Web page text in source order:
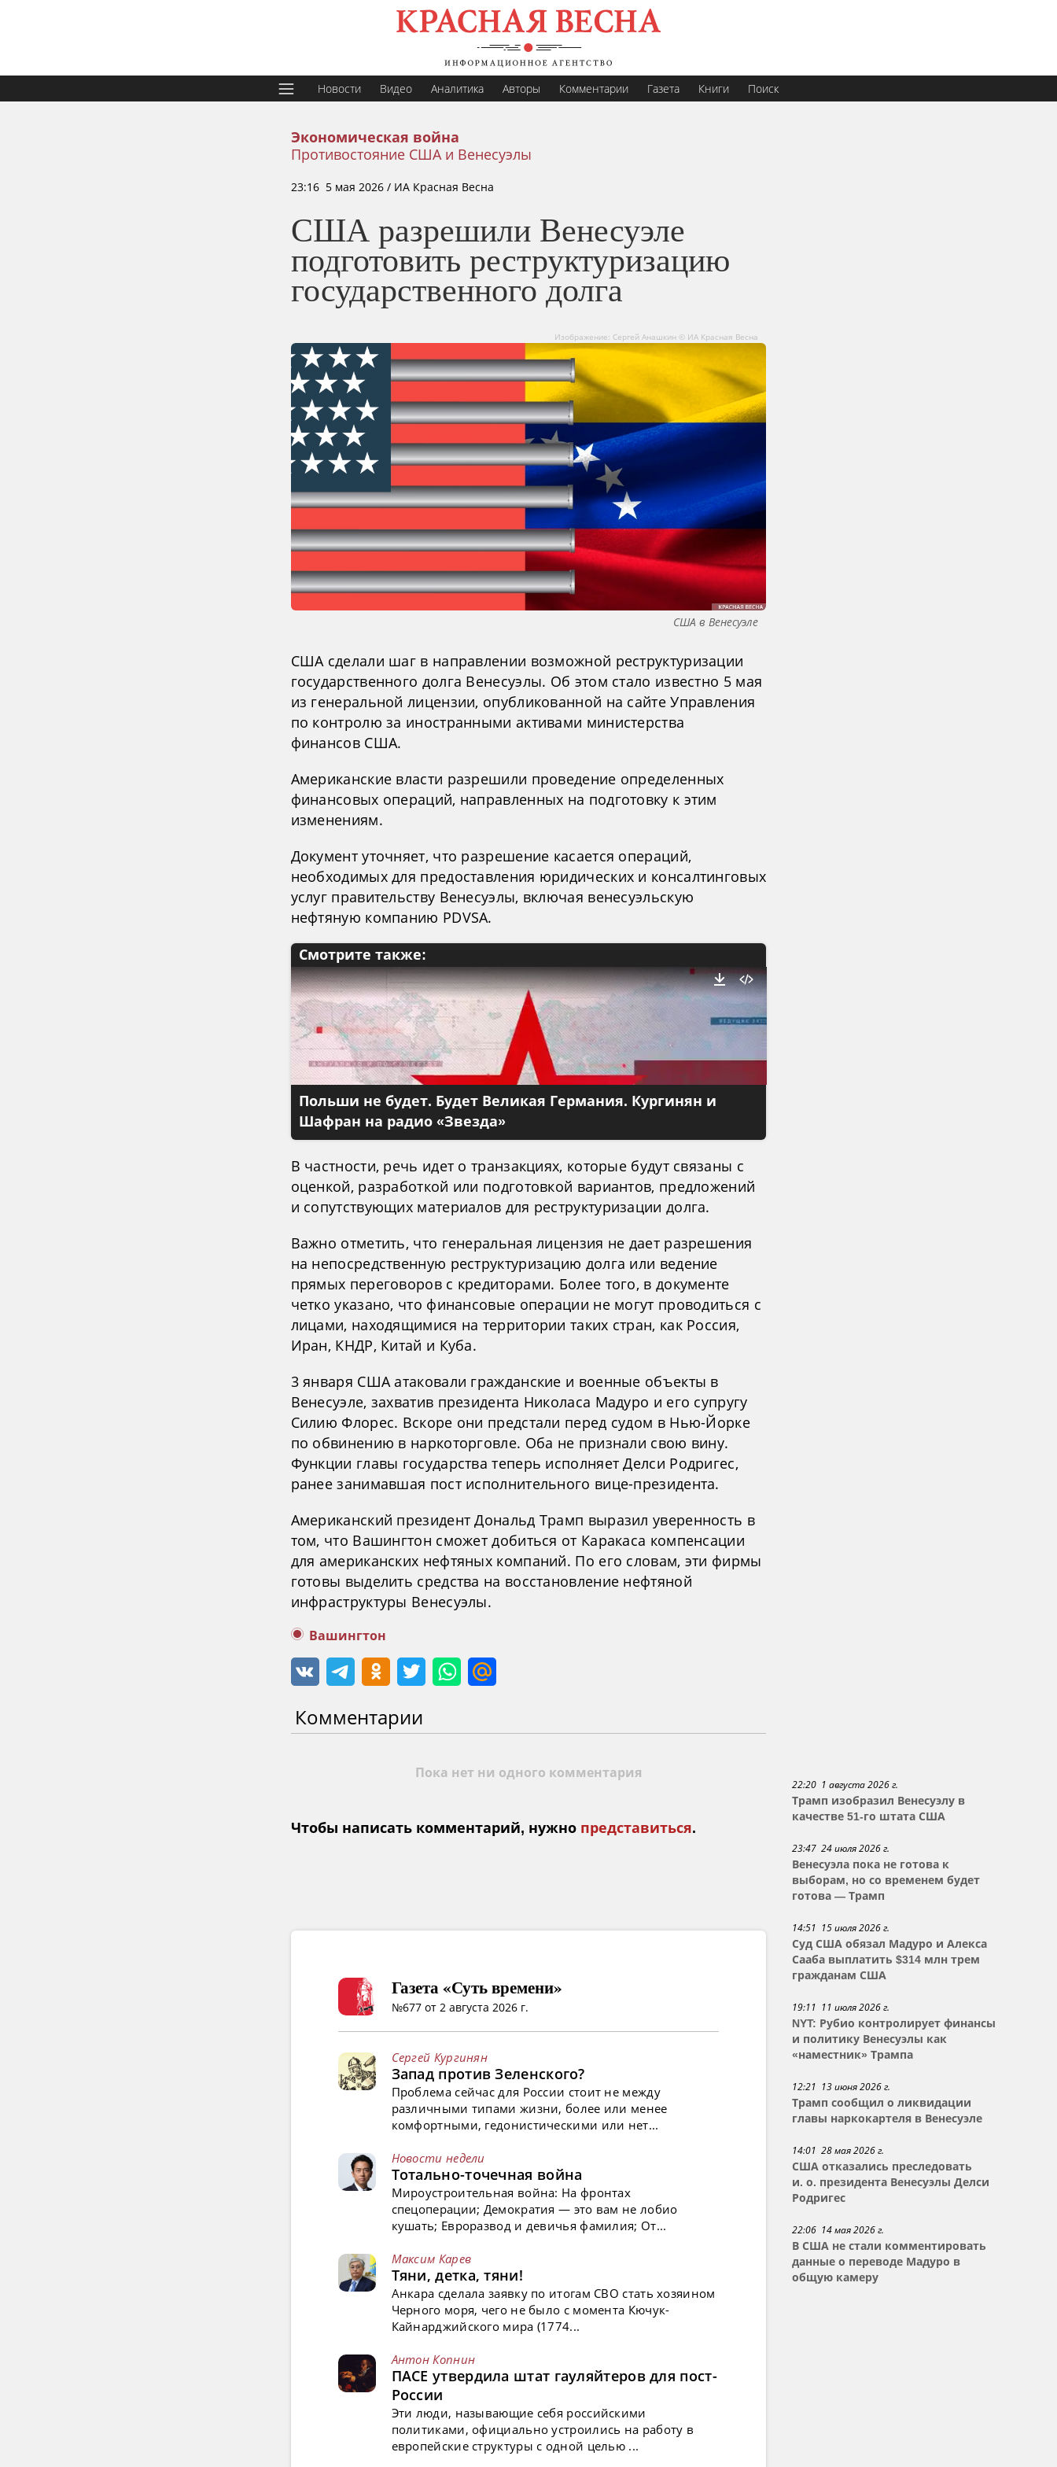
Новости Видео Аналитика Авторы Комментарии Газета Книги Поиск
Экономическая война
Противостояние США и Венесуэлы
23:16 5 мая 2026 / ИА Красная Весна
США разрешили Венесуэле
подготовить реструктуризацию
государственного долга
Изображение: Сергей Анашкин © ИА Красная Весна
США в Венесуэле
США сделали шаг в направлении возможной реструктуризации
государственного долга Венесуэлы. Об этом стало известно 5 мая
из генеральной лицензии, опубликованной на сайте Управления
по контролю за иностранными активами министерства
финансов США.
Американские власти разрешили проведение определенных
финансовых операций, направленных на подготовку к этим
изменениям.
Документ уточняет, что разрешение касается операций,
необходимых для предоставления юридических и консалтинговых
услуг правительству Венесуэлы, включая венесуэльскую
нефтяную компанию PDVSA.
Смотрите также:
Польши не будет. Будет Великая Германия. Кургинян и
Шафран на радио «Звезда»
В частности, речь идет о транзакциях, которые будут связаны с
оценкой, разработкой или подготовкой вариантов, предложений
и сопутствующих материалов для реструктуризации долга.
Важно отметить, что генеральная лицензия не дает разрешения
на непосредственную реструктуризацию долга или ведение
прямых переговоров с кредиторами. Более того, в документе
четко указано, что финансовые операции не могут проводиться с
лицами, находящимися на территории таких стран, как Россия,
Иран, КНДР, Китай и Куба.
3 января США атаковали гражданские и военные объекты в
Венесуэле, захватив президента Николаса Мадуро и его супругу
Силию Флорес. Вскоре они предстали перед судом в Нью-Йорке
по обвинению в наркоторговле. Оба не признали свою вину.
Функции главы государства теперь исполняет Делси Родригес,
ранее занимавшая пост исполнительного вице-президента.
Американский президент Дональд Трамп выразил уверенность в
том, что Вашингтон сможет добиться от Каракаса компенсации
для американских нефтяных компаний. По его словам, эти фирмы
готовы выделить средства на восстановление нефтяной
инфраструктуры Венесуэлы.
Вашингтон
Комментарии
Пока нет ни одного комментария
Чтобы написать комментарий, нужно представиться.
22:20 1 августа 2026 г.
Трамп изобразил Венесуэлу в
качестве 51-го штата США
23:47 24 июля 2026 г.
Венесуэла пока не готова к
выборам, но со временем будет
готова — Трамп
14:51 15 июля 2026 г.
Суд США обязал Мадуро и Алекса
Сааба выплатить $314 млн трем
гражданам США
19:11 11 июля 2026 г.
NYT: Рубио контролирует финансы
и политику Венесуэлы как
«наместник» Трампа
12:21 13 июня 2026 г.
Трамп сообщил о ликвидации
главы наркокартеля в Венесуэле
14:01 28 мая 2026 г.
США отказались преследовать
и. о. президента Венесуэлы Делси
Родригес
22:06 14 мая 2026 г.
В США не стали комментировать
данные о переводе Мадуро в
общую камеру
Газета «Суть времени»
№677 от 2 августа 2026 г.
Сергей Кургинян
Запад против Зеленского?
Проблема сейчас для России стоит не между
различными типами жизни, более или менее
комфортными, гедонистическими или нет...
Новости недели
Тотально-точечная война
Мироустроительная война: На фронтах
спецоперации; Демократия — это вам не лобио
кушать; Евроразвод и девичья фамилия; От...
Максим Карев
Тяни, детка, тяни!
Анкара сделала заявку по итогам СВО стать хозяином
Черного моря, чего не было с момента Кючук-
Кайнарджийского мира (1774...
Антон Копнин
ПАСЕ утвердила штат гауляйтеров для пост-
России
Эти люди, называющие себя российскими
политиками, официально устроились на работу в
европейские структуры с одной целью ...